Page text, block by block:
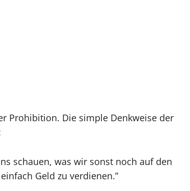
Prohibition. Die simple Denkweise der
schauen, was wir sonst noch auf den
Geld zu verdienen.”